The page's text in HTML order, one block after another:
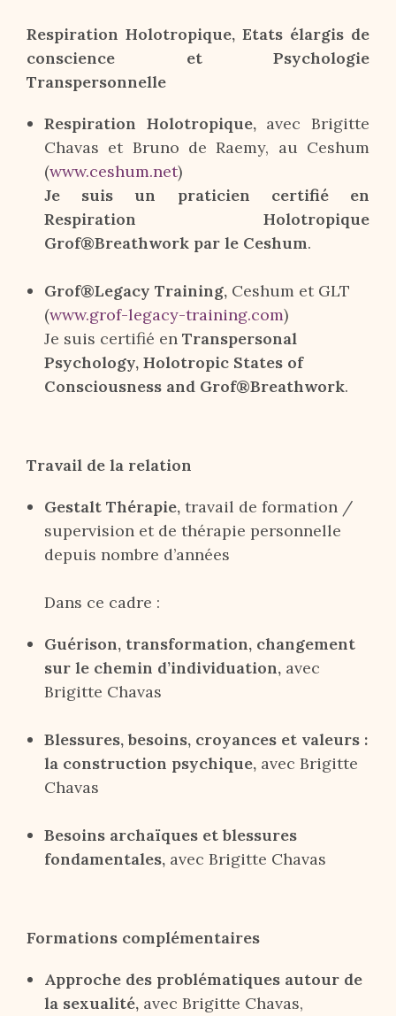
Respiration Holotropique, Etats élargis de
conscience et Psychologie
Transpersonnelle
Respiration Holotropique,avec Brigitte
Chavas et Bruno de Raemy, au Ceshum
(www.ceshum.net)
Je suis un praticien certifié en
Respiration Holotropique
Grof®Breathwork par le Ceshum.
Grof®Legacy Training, Ceshum et GLT
(www.grof-legacy-training.com)
Je suis certifié en Transpersonal
Psychology, Holotropic States of
Consciousness and Grof®Breathwork.
Travail de la relation
Gestalt Thérapie, travail de formation /
supervision et de thérapie personnelle
depuis nombre d’années
Dans ce cadre :
Guérison, transformation, changement
sur le chemin d’individuation, avec
Brigitte Chavas
Blessures, besoins, croyances et valeurs :
la construction psychique, avec Brigitte
Chavas
Besoins archaïques et blessures
fondamentales, avec Brigitte Chavas
Formations complémentaires
Approche des problématiques autour de
la sexualité, avec Brigitte Chavas,